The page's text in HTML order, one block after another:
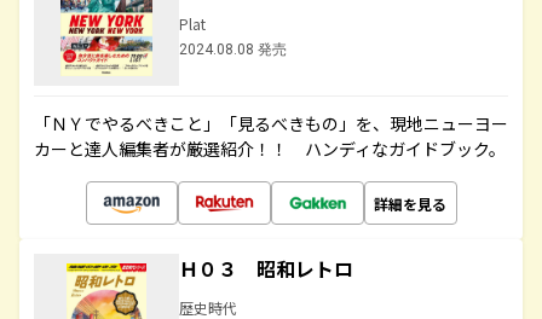
Plat
2024.08.08 発売
「ＮＹでやるべきこと」「見るべきもの」を、現地ニューヨー
カーと達人編集者が厳選紹介！！ ハンディなガイドブック。
詳細を見る
Ｈ０３ 昭和レトロ
歴史時代